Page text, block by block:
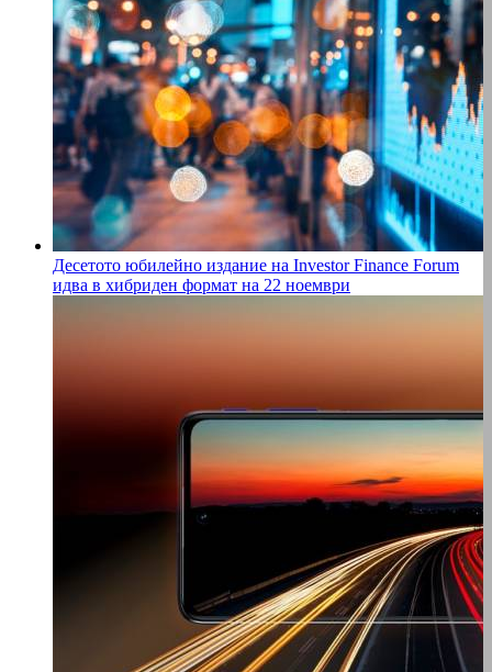
Десетото юбилейно издание на Investor Finance Forum
идва в хибриден формат на 22 ноември